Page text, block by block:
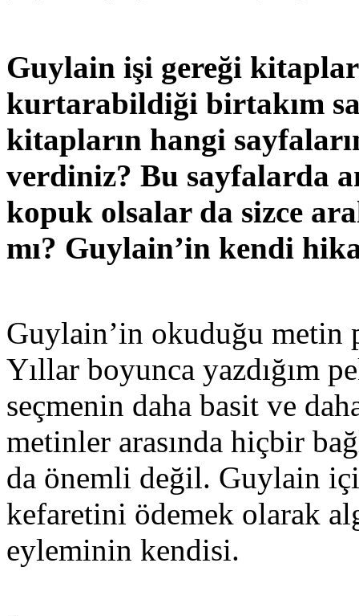
Guylain işi gereği
kurtarabildiği birtakım
kitapların hangi
verdiniz? Bu sayfalarda
kopuk olsalar da sizce
mı? Guylain’in kendi
Guylain’in okuduğu metin
Yıllar boyunca yazdığım
seçmenin daha basit ve
metinler arasında hiçbir
da önemli değil. Guylain
kefaretini ödemek olarak
eyleminin kendisi.